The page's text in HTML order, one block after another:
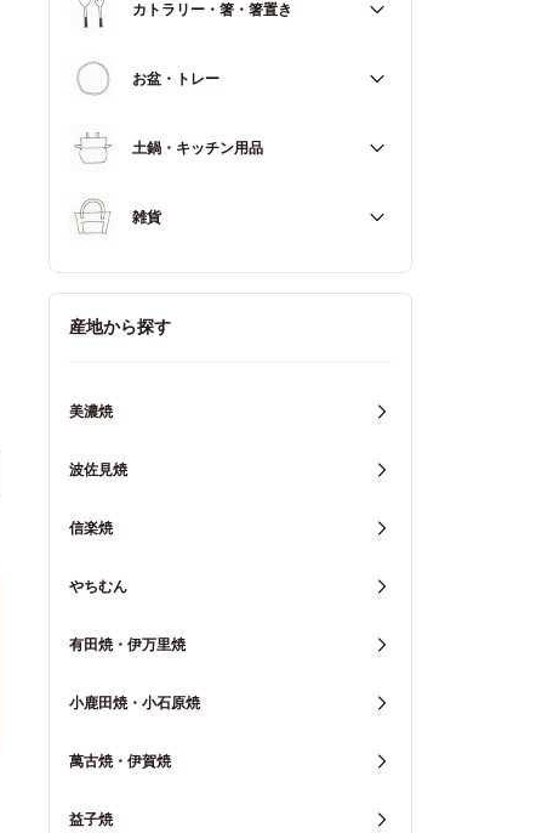
お猪口（おちょこ）
カトラリー・箸・箸置き
すべて
箸
お盆・トレー
すべて
土鍋・キッチン用品
すべて
キッチン用品
重箱・弁当箱
雑貨
すべて
産地から探す
美濃焼
波佐見焼
信楽焼
やちむん
有田焼・伊万里焼
小鹿田焼・小石原焼
萬古焼・伊賀焼
益子焼